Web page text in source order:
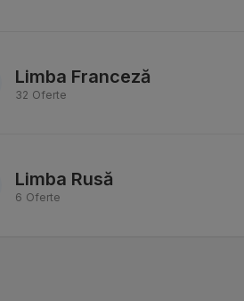
Limba Franceză
32 Oferte
Limba Rusă
6 Oferte